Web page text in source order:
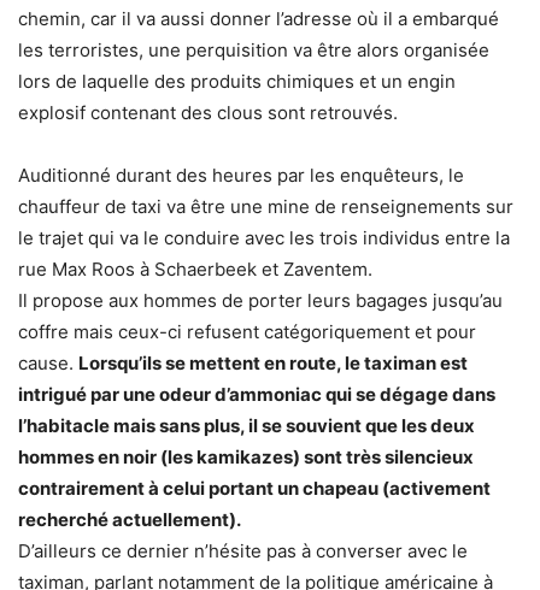
chemin, car il va aussi donner l’adresse où il a embarqué
les terroristes, une perquisition va être alors organisée
lors de laquelle des produits chimiques et un engin
explosif contenant des clous sont retrouvés.
Auditionné durant des heures par les enquêteurs, le
chauffeur de taxi va être une mine de renseignements sur
le trajet qui va le conduire avec les trois individus entre la
rue Max Roos à Schaerbeek et Zaventem.
Il propose aux hommes de porter leurs bagages jusqu’au
coffre mais ceux-ci refusent catégoriquement et pour
cause. Lorsqu’ils se mettent en route, le taximan est
intrigué par une odeur d’ammoniac qui se dégage dans
l’habitacle mais sans plus, il se souvient que les deux
hommes en noir (les kamikazes) sont très silencieux
contrairement à celui portant un chapeau (activement
recherché actuellement).
D’ailleurs ce dernier n’hésite pas à converser avec le
taximan, parlant notamment de la politique américaine à